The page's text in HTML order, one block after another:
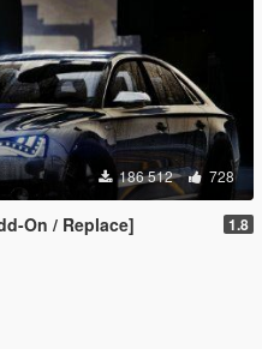
186 512 728
On / Replace] 1.8